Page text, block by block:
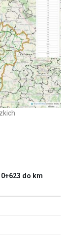
do km